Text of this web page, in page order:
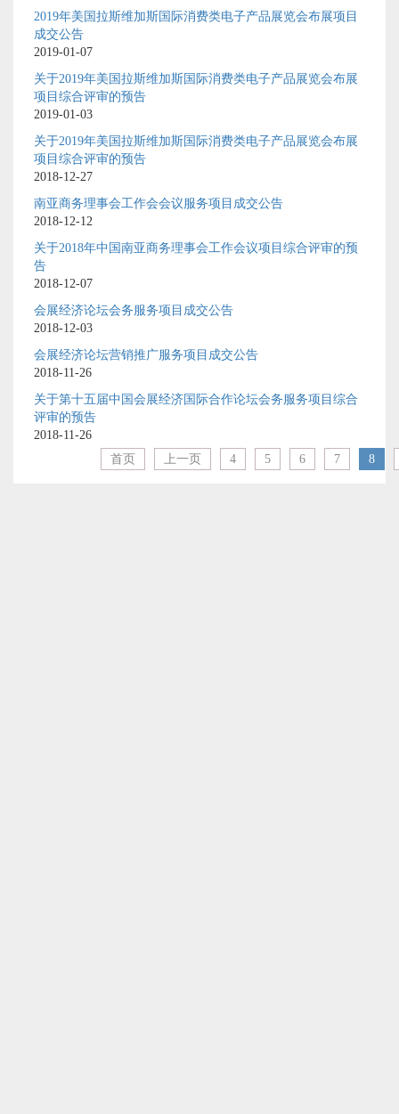
2019年美国拉斯维加斯国际消费类电子产品展览会布展项目
成交公告
2019-01-07
关于2019年美国拉斯维加斯国际消费类电子产品展览会布展
项目综合评审的预告
2019-01-03
关于2019年美国拉斯维加斯国际消费类电子产品展览会布展
项目综合评审的预告
2018-12-27
南亚商务理事会工作会会议服务项目成交公告
2018-12-12
关于2018年中国南亚商务理事会工作会议项目综合评审的预
告
2018-12-07
会展经济论坛会务服务项目成交公告
2018-12-03
会展经济论坛营销推广服务项目成交公告
2018-11-26
关于第十五届中国会展经济国际合作论坛会务服务项目综合
评审的预告
2018-11-26
首页
上一页 4 5 6 7 8